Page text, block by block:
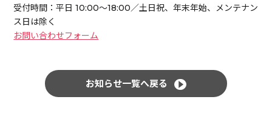
受付時間：平日 10:00～18:00／土日祝、年末年始、メンテナン
ス日は除く
お問い合わせフォーム
お知らせ一覧へ戻る